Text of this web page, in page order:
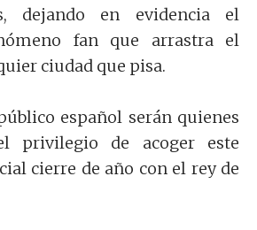
dejando en evidencia el
fan que arrastra el
ciudad que pisa.
español serán quienes
privilegio de acoger este
cierre de año con el rey de